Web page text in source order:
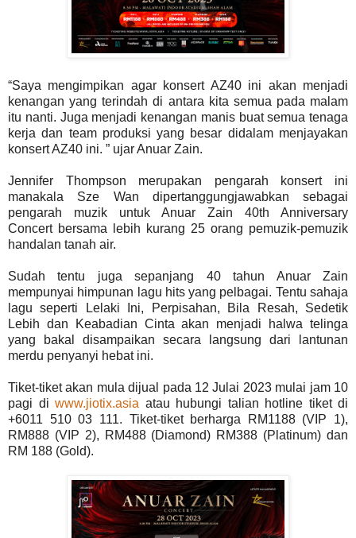
“Saya mengimpikan agar konsert AZ40 ini akan menjadi
kenangan yang terindah di antara kita semua pada malam
itu nanti. Juga menjadi kenangan manis buat semua tenaga
kerja dan team produksi yang besar didalam menjayakan
konsert AZ40 ini. ” ujar Anuar Zain.
Jennifer Thompson merupakan pengarah konsert ini
manakala Sze Wan dipertanggungjawabkan sebagai
pengarah muzik untuk Anuar Zain 40th Anniversary
Concert bersama lebih kurang 25 orang pemuzik-pemuzik
handalan tanah air.
Sudah tentu juga sepanjang 40 tahun Anuar Zain
mempunyai himpunan lagu hits yang pelbagai. Tentu sahaja
lagu seperti Lelaki Ini, Perpisahan, Bila Resah, Sedetik
Lebih dan Keabadian Cinta akan menjadi halwa telinga
yang bakal disampaikan secara langsung dari lantunan
merdu penyanyi hebat ini.
Tiket-tiket akan mula dijual pada 12 Julai 2023 mulai jam 10
pagi di www.jiotix.asia atau hubungi talian hotline tiket di
+6011 510 03 111. Tiket-tiket berharga RM1188 (VIP 1),
RM888 (VIP 2), RM488 (Diamond) RM388 (Platinum) dan
RM 188 (Gold).